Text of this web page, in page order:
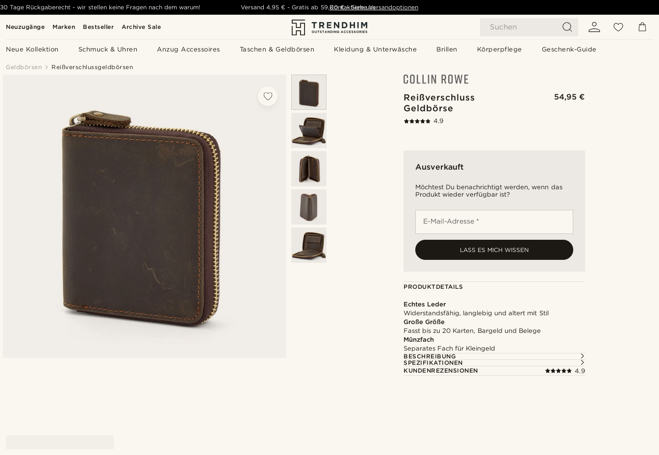
Neuzugänge Marken Bestseller Archive Sale Suchen
Neue Kollektion Schmuck & Uhren Anzug Accessoires Taschen & Geldbörsen Kleidung & Unterwäsche Brillen Körperpflege Geschenk-Guide
30 Tage Rückgaberecht - wir stellen keine Fragen nach dem warum! Versand 4,95 € -Gratis ab 59,00 € - Siehe Versandoptionen
Kontaktiere uns
Geldbörsen Reißverschlussgeldbörsen
Reißverschluss
Geldbörse
54,95 €
4.9
Ausverkauft
Möchtest Du benachrichtigt werden, wenn das
Produkt wieder verfügbar ist?
E-Mail-Adresse *
LASS ES MICH WISSEN
PRODUKTDETAILS
Echtes Leder
Widerstandsfähig, langlebig und altert mit Stil
Große Größe
Fasst bis zu 20 Karten, Bargeld und Belege
Münzfach
Separates Fach für Kleingeld
BESCHREIBUNG
SPEZIFIKATIONEN
KUNDENREZENSIONEN
4.9